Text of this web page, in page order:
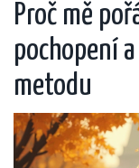
Proč mě
pochopení
metodu